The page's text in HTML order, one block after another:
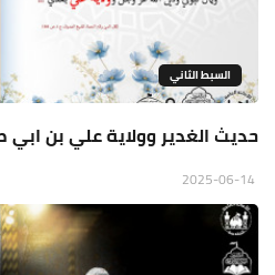
السبط الثاني
حديث الغدير وولاية علي بن ابي